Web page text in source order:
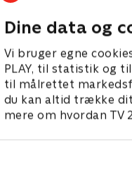
Dine data og
Vi bruger egne
PLAY, til statistik og
til målrettet
du kan altid trække dit
mere om hvordan TV
min